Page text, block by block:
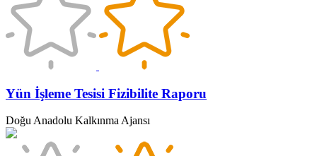
Yün İşleme Tesisi Fizibilite Raporu
Doğu Anadolu Kalkınma Ajansı